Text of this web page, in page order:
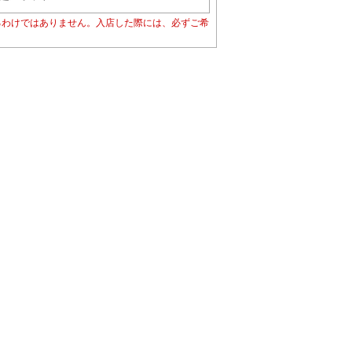
けではありません。入店した際には、必ずご希